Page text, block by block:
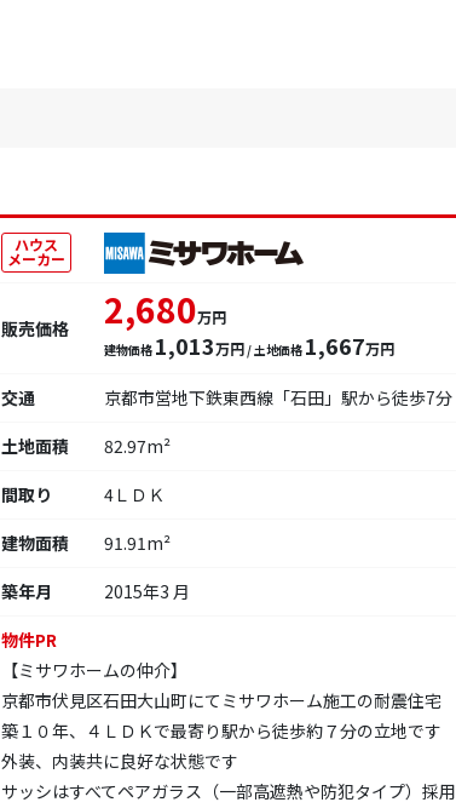
ハウス
メーカー
販売価格 2,680万円
建物価格 1,013万円/ 土地価格 1,667万円
交通
京都市営地下鉄東西線「石田」駅から徒歩7分
土地面積
82.97m²
間取り
4ＬＤＫ
建物面積
91.91m²
築年月
2015年3 月
物件PR
【ミサワホームの仲介】
京都市伏見区石田大山町にてミサワホーム施工の耐震住宅
築１０年、４ＬＤＫで最寄り駅から徒歩約７分の立地です
外装、内装共に良好な状態です
サッシはすべてペアガラス（一部高遮熱や防犯タイプ）採用